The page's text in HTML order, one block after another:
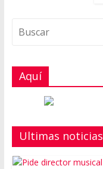
Aquí
Ultimas noticias